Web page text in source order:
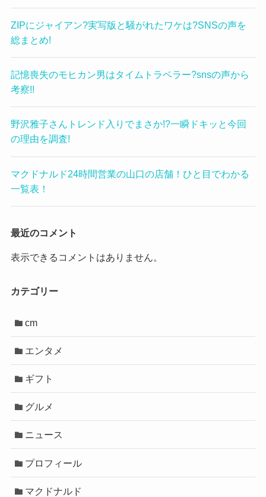
ZIPにジャイアン?実写版と騒がれたワケは?SNSの声を
総まとめ!
記憶喪失のモヒカン男はタイムトラベラー?snsの声から
考察!!
野沢雅子さんトレンド入りでまさか!?一瞬ドキッと今回
の理由を調査!
マクドナルド24時間営業の山口の店舗！ひと目でわかる
一覧表！
最近のコメント
表示できるコメントはありません。
カテゴリー
cm
エンタメ
ギフト
グルメ
ニュース
プロフィール
マクドナルド